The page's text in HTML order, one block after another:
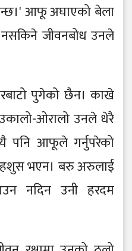
आफू अघाएको बेला
जीवनबोध उनले
पुगेको छैन। काखे
ओरालो उनले धेरै
पनि आफूले गर्नुपरेको
भएन। बरु अरुलाई
नदिन उनी हरदम